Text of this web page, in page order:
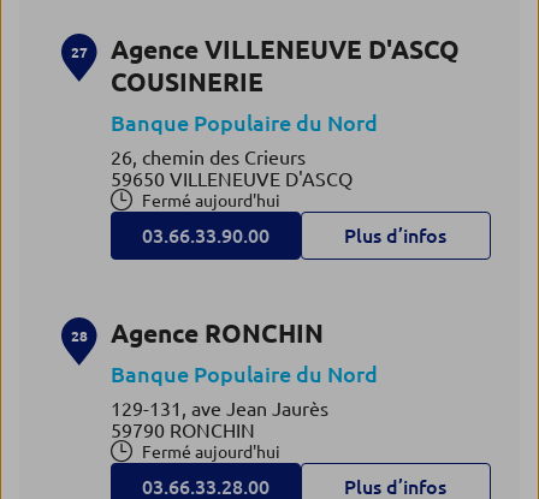
27
Agence VILLENEUVE D'ASCQ
COUSINERIE
Banque Populaire du Nord
26, chemin des Crieurs
59650 VILLENEUVE D'ASCQ
Fermé aujourd'hui
03.66.33.90.00 Plus d’infos
28 Agence RONCHIN
Banque Populaire du Nord
129-131, ave Jean Jaurès
59790 RONCHIN
Fermé aujourd'hui
03.66.33.28.00 Plus d’infos